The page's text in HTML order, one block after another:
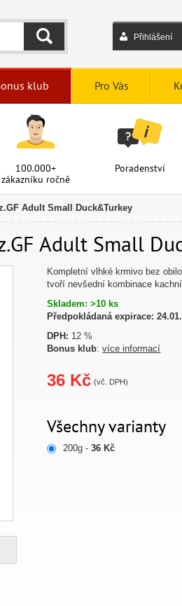
Přihlášení
HLEDAT
klub Pro Vás
100.000+
zákazníku ročně
Poradenství
Adult Small Duck&Turkey
Adult Small
Kompletní vlhké krmivo bez
tvoří nevšední kombinace
Skladem: >10 ks
Předpokládaná expirace:
DPH: 12 %
Bonus klub:více informací
36 Kč (vč. DPH)
Všechny varianty
200g -36 Kč